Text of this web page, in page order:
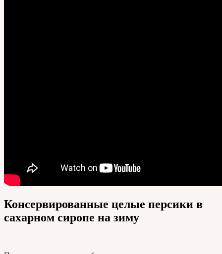
Консервированные целые персики в
сахарном сиропе на зиму